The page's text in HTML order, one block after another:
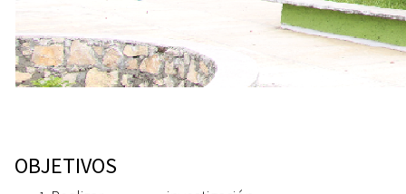
OBJETIVOS